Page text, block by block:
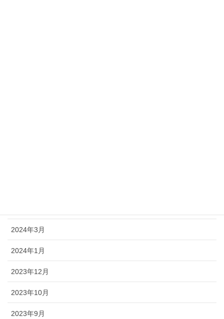
2024年3月
2024年1月
2023年12月
2023年10月
2023年9月